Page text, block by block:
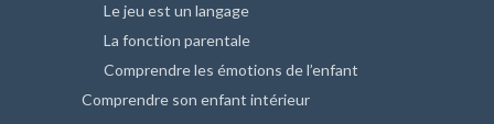
Le jeu est un langage
La fonction parentale
Comprendre les émotions de l’enfant
Comprendre son enfant intérieur